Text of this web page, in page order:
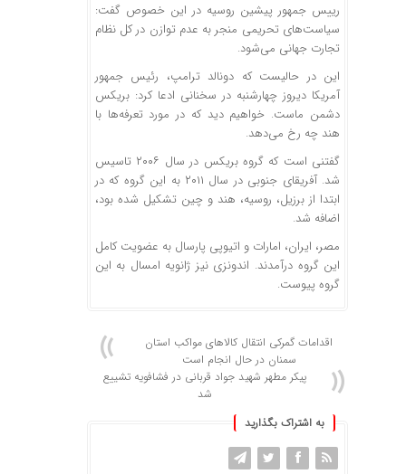
رییس جمهور پیشین روسیه در این خصوص گفت:
سیاست‌های تحریمی منجر به عدم توازن در کل نظام
تجارت جهانی می‌شود.
این در حالیست که دونالد ترامپ، رئیس جمهور
آمریکا دیروز چهارشنبه در سخنانی ادعا کرد:بریکس
دشمن ماست. خواهیم دید که در مورد تعرفه‌ها با
هند چه رخ می‌دهد.
گفتنی است که گروهبریکس
در سال ۲۰۰۶ تاسیس
شد. آفریقای جنوبی در سال ۲۰۱۱ به این گروه که در
ابتدا از برزیل، روسیه، هند و چین تشکیل شده بود،
اضافه شد.
مصر، ایران، امارات و اتیوپی پارسال به عضویت کامل
اینگروه درآمدند. اندونزی نیز ژانویه امسال به این
گروه پیوست.
اقدامات گمرکی انتقال کالاهای مواکب استان
سمنان در حال انجام است
پیکر مطهر شهید جواد قربانی در فشافویه تشییع
شد
به اشتراک بگذارید